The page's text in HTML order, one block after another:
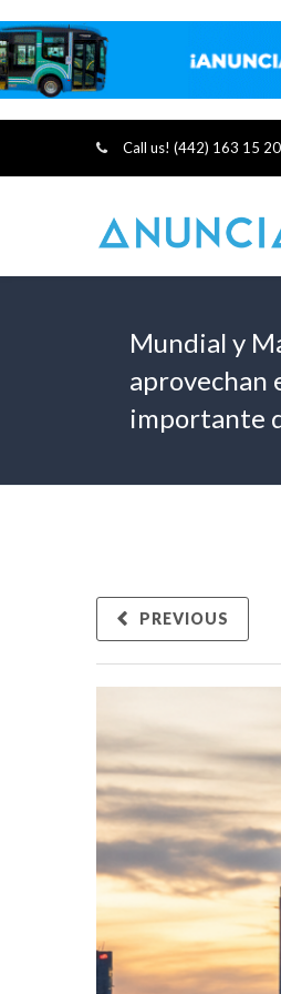
Call us! (442) 163 15 20
Mundial y
aprovechan
importante
PREVIOUS